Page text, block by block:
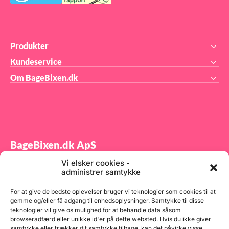
Vi elsker cookies -
administrer samtykke
For at give de bedste oplevelser bruger vi teknologier som cookies til at
gemme og/eller få adgang til enhedsoplysninger. Samtykke til disse
teknologier vil give os mulighed for at behandle data såsom
browseradfærd eller unikke id'er på dette websted. Hvis du ikke giver
Produkter
Kundeservice
Om BageBixen.dk
BageBixen.dk ApS
Tilmeld dig vores nyhedsbrev og modtag gode tilbud
samt spændende produktnyheder direkte i din
indbakke.